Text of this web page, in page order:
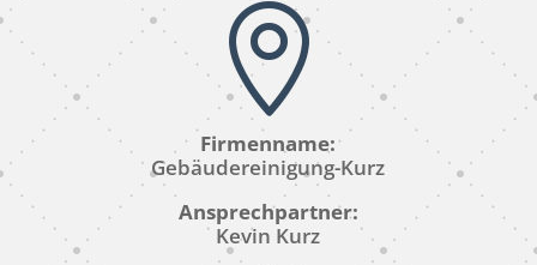

Firmenname:
Gebäudereinigung-Kurz
Ansprechpartner:
Kevin Kurz